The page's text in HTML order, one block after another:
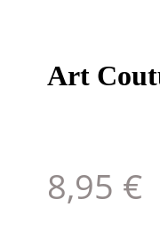
Art
8,95 €